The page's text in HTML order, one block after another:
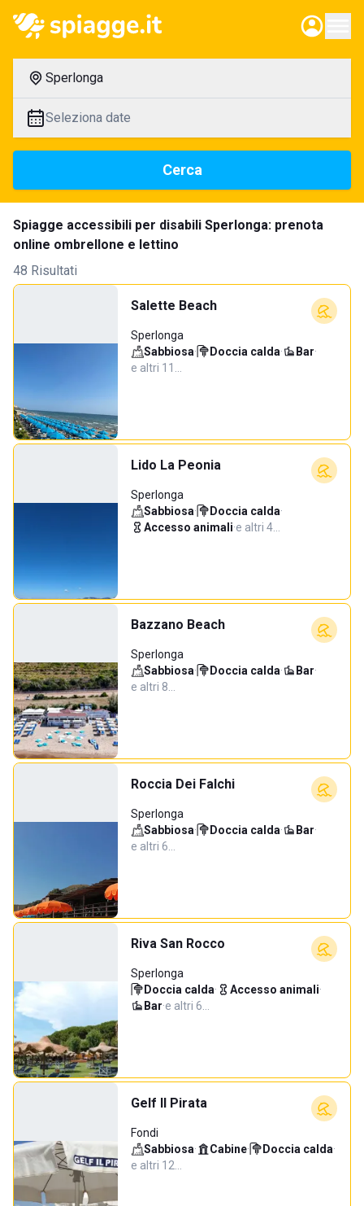
Sperlonga
Seleziona date
Cerca
Spiagge accessibili per disabili Sperlonga: prenota
online ombrellone e lettino
48 Risultati
Salette Beach
Sperlonga
Sabbiosa· Doccia calda· Bar·
e altri 11…
Lido La Peonia
Sperlonga
Sabbiosa· Doccia calda·
Accesso animali·e altri 4…
Bazzano Beach
Sperlonga
Sabbiosa· Doccia calda· Bar·
e altri 8…
Roccia Dei Falchi
Sperlonga
Sabbiosa· Doccia calda· Bar·
e altri 6…
Riva San Rocco
Sperlonga
Doccia calda· Accesso animali·
Bar·e altri 6…
Gelf Il Pirata
Fondi
Sabbiosa· Cabine· Doccia calda·
e altri 12…